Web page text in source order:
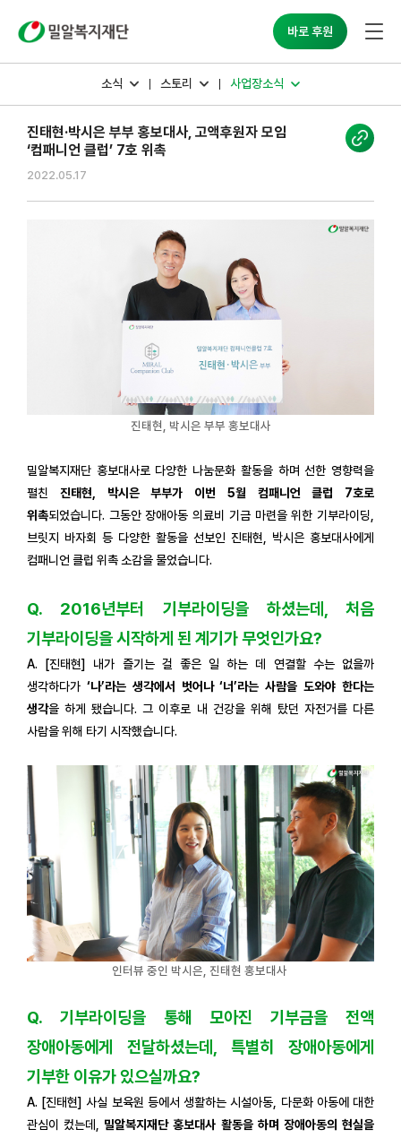
바로 후원
소식 스토리 사업장소식
진태현·박시은 부부 홍보대사, 고액후원자 모임
‘컴패니언 클럽’ 7호 위촉
2022.05.17
진태현, 박시은 부부 홍보대사
밀알복지재단 홍보대사로 다양한 나눔문화 활동을 하며 선한 영향력을
펼친 진태현, 박시은 부부가 이번 5월 컴패니언 클럽 7호로
위촉되었습니다. 그동안 장애아동 의료비 기금 마련을 위한 기부라이딩,
브릿지 바자회 등 다양한 활동을 선보인 진태현, 박시은 홍보대사에게
컴패니언 클럽 위촉 소감을 물었습니다.
Q. 2016년부터 기부라이딩을 하셨는데, 처음
기부라이딩을 시작하게 된 계기가 무엇인가요?
A. [진태현] 내가 즐기는 걸 좋은 일 하는 데 연결할 수는 없을까
생각하다가 ‘나’라는 생각에서 벗어나 ‘너’라는 사람을 도와야 한다는
생각을 하게 됐습니다. 그 이후로 내 건강을 위해 탔던 자전거를 다른
사람을 위해 타기 시작했습니다.
인터뷰 중인 박시은, 진태현 홍보대사
Q. 기부라이딩을 통해 모아진 기부금을 전액
장애아동에게 전달하셨는데, 특별히 장애아동에게
기부한 이유가 있으실까요?
A. [진태현] 사실 보육원 등에서 생활하는 시설아동, 다문화 아동에 대한
관심이 컸는데,
밀알복지재단 홍보대사 활동을 하며 장애아동의 현실을